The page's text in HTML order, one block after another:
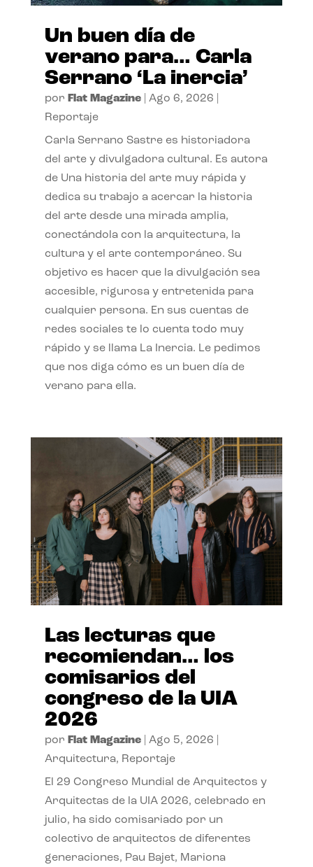
Un buen día de
verano para… Carla
Serrano ‘La inercia’
por Flat Magazine| Ago 6, 2026
Reportaje
Carla Serrano Sastre es historiadora
del arte y divulgadora cultural. Es autora
de Una historia del arte muy rápida y
dedica su trabajo a acercar la historia
del arte desde una mirada amplia,
conectándola con la arquitectura, la
cultura y el arte contemporáneo. Su
objetivo es hacer que la divulgación sea
accesible, rigurosa y entretenida para
cualquier persona. En sus cuentas de
redes sociales te lo cuenta todo muy
rápido y se llama La Inercia. Le pedimos
que nos diga cómo es un buen día de
verano para ella.
Las lecturas que
recomiendan… los
comisarios del
congreso de la UIA
2026
por Flat Magazine| Ago 5, 2026
Arquitectura, Reportaje
El 29 Congreso Mundial de Arquitectos y
Arquitectas de la UIA 2026, celebrado en
julio, ha sido comisariado por un
colectivo de arquitectos de diferentes
generaciones, Pau Bajet, Mariona